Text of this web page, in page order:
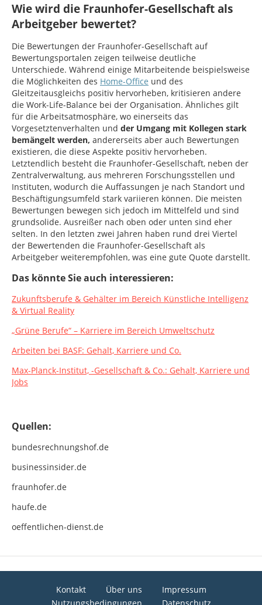
Wie wird die Fraunhofer-Gesellschaft als
Arbeitgeber bewertet?
Die Bewertungen der Fraunhofer-Gesellschaft auf
Bewertungsportalen zeigen teilweise deutliche
Unterschiede. Während einige Mitarbeitende beispielsweise
die Möglichkeiten des Home-Office und des
Gleitzeitausgleichs positiv hervorheben, kritisieren andere
die Work-Life-Balance bei der Organisation. Ähnliches gilt
für die Arbeitsatmosphäre, wo einerseits das
Vorgesetztenverhalten und der Umgang mit Kollegen stark
bemängelt werden, andererseits aber auch Bewertungen
existieren, die diese Aspekte positiv hervorheben.
Letztendlich besteht die Fraunhofer-Gesellschaft, neben der
Zentralverwaltung, aus mehreren Forschungsstellen und
Instituten, wodurch die Auffassungen je nach Standort und
Beschäftigungsumfeld stark variieren können. Die meisten
Bewertungen bewegen sich jedoch im Mittelfeld und sind
grundsolide. Ausreißer nach oben oder unten sind eher
selten. In den letzten zwei Jahren haben rund drei Viertel
der Bewertenden die Fraunhofer-Gesellschaft als
Arbeitgeber weiterempfohlen, was eine gute Quote darstellt.
Das könnte Sie auch interessieren:
Zukunftsberufe & Gehälter im Bereich Künstliche Intelligenz
& Virtual Reality
„Grüne Berufe“ – Karriere im Bereich Umweltschutz
Arbeiten bei BASF: Gehalt, Karriere und Co.
Max-Planck-Institut, -Gesellschaft & Co.: Gehalt, Karriere und
Jobs
Quellen:
bundesrechnungshof.de
businessinsider.de
fraunhofer.de
haufe.de
oeffentlichen-dienst.de
Kontakt Über uns
Impressum
Nutzungsbedingungen
Datenschutz